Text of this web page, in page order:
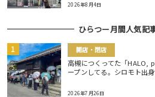
2026年8月4日
ひらつー月間人気記
開店・閉店
高槻につくってた「HALO,
ープンしてる。シロモト出
2026年7月26日